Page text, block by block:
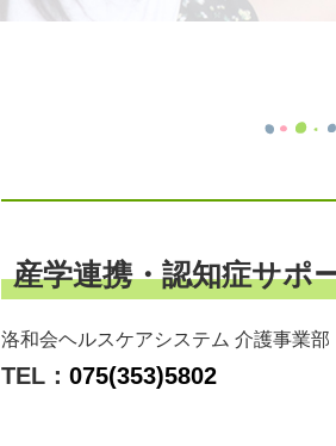
産学連携・認知症サポ
洛和会ヘルスケアシステム 介護事業部
TEL： 075(353)5802